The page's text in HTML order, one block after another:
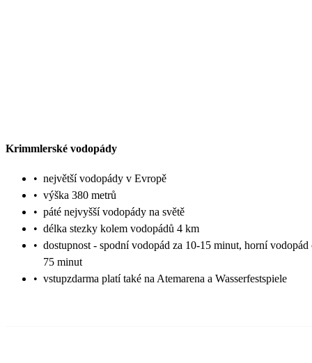
Krimmlerské vodopády
• největší vodopády v Evropě
• výška 380 metrů
• páté nejvyšší vodopády na světě
• délka stezky kolem vodopádů 4 km
• dostupnost - spodní vodopád za 10-15 minut, horní vodopád
75 minut
• vstupzdarma platí také na Atemarena a Wasserfestspiele